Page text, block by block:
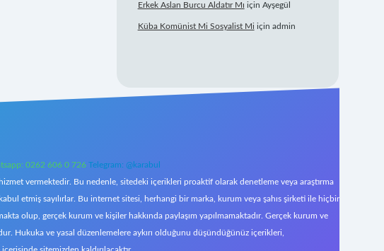
Erkek Aslan Burcu Aldatır Mı için Ayşegül
Küba Komünist Mi Sosyalist Mi için admin
0262 606 0 726 Telegram: @karabul
vermektedir. Bu nedenle, sitedeki içerikleri proaktif olarak denetleme veya araştırma
etmiş sayılırlar. Bu internet sitesi, herhangi bir marka, kurum veya şahıs şirketi ile hiçbir
olup, gerçek kurum ve kişiler hakkında paylaşım yapılmamaktadır. Gerçek kurum ve
Hukuka ve yasal düzenlemelere aykırı olduğunu düşündüğünüz içerikleri,